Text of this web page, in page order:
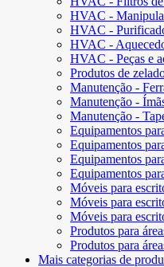
HVAC -
HVAC -
HVAC -
HVAC - Peças e
Produtos de
Manutenção -
Manutenção -
Manutenção -
Equipamentos
Equipamentos
Equipamentos
Equipamentos
Móveis para
Móveis para
Móveis para
Produtos para
Produtos para
Mais categorias de